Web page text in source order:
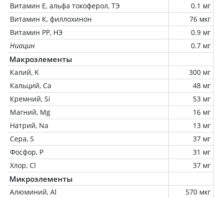
Витамин Е, альфа токоферол, ТЭ
0.1 мг
Витамин К, филлохинон
76 мкг
Витамин РР, НЭ
0.9 мг
Ниацин
0.7 мг
Макроэлементы
Калий, K
300 мг
Кальций, Ca
48 мг
Кремний, Si
53 мг
Магний, Mg
16 мг
Натрий, Na
13 мг
Сера, S
37 мг
Фосфор, P
31 мг
Хлор, Cl
37 мг
Микроэлементы
Алюминий, Al
570 мкг